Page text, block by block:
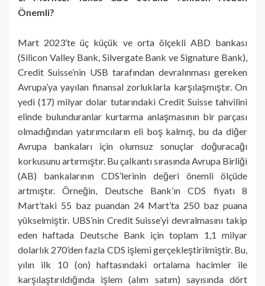
Önemli?
Mart 2023’te üç küçük ve orta ölçekli ABD bankası
(Silicon Valley Bank, Silvergate Bank ve Signature Bank),
Credit Suisse’nin USB tarafından devralınması gereken
Avrupa’ya yayılan finansal zorluklarla karşılaşmıştır. On
yedi (17) milyar dolar tutarındaki Credit Suisse tahvilini
elinde bulunduranlar kurtarma anlaşmasının bir parçası
olmadığından yatırımcıların eli boş kalmış, bu da diğer
Avrupa bankaları için olumsuz sonuçlar doğuracağı
korkusunu artırmıştır. Bu çalkantı sırasında Avrupa Birliği
(AB) bankalarının CDS’lerinin değeri önemli ölçüde
artmıştır. Örneğin, Deutsche Bank’ın CDS fiyatı 8
Mart’taki 55 baz puandan 24 Mart’ta 250 baz puana
yükselmiştir. UBS’nin Credit Suisse’yi devralmasını takip
eden haftada Deutsche Bank için toplam 1,1 milyar
dolarlık 270’den fazla CDS işlemi gerçekleştirilmiştir. Bu,
yılın ilk 10 (on) haftasındaki ortalama hacimler ile
karşılaştırıldığında işlem (alım satım) sayısında dört